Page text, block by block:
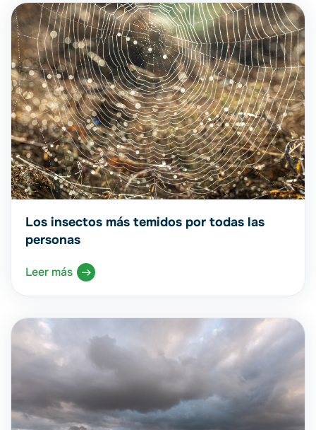
Los insectos más temidos por todas las
personas
Leer más